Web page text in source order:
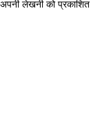
लेखनी को प्रकाशित